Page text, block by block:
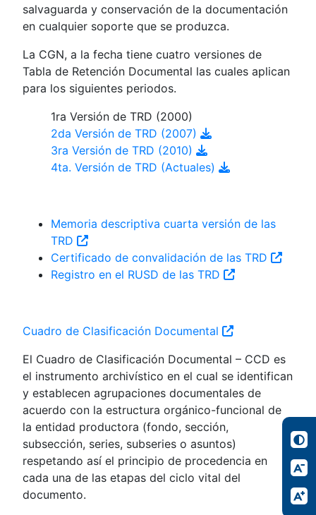
salvaguarda y conservación de la documentación
en cualquier soporte que se produzca.
La CGN, a la fecha tiene cuatro versiones de
Tabla de Retención Documental las cuales aplican
para los siguientes periodos.
1ra Versión de TRD (2000)
2da Versión de TRD (2007)
3ra Versión de TRD (2010)
4ta. Versión de TRD (Actuales)
Memoria descriptiva cuarta versión de las
TRD
Certificado de convalidación de las TRD
Registro en el RUSD de las TRD
Cuadro de Clasificación Documental
El Cuadro de Clasificación Documental – CCD es
el instrumento archivístico en el cual se identifican
y establecen agrupaciones documentales de
acuerdo con la estructura orgánico-funcional de
la entidad productora (fondo, sección,
subsección, series, subseries o asuntos)
respetando así el principio de procedencia en
cada una de las etapas del ciclo vital del
documento.